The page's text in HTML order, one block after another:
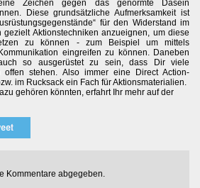
Zeichen gegen das genormte Dasein
Diese grundsätzliche Aufmerksamkeit ist
für den Widerstand im
gezielt Aktionstechniken anzueignen, um diese
zu können - zum Beispiel um mittels
eingreifen zu können. Daneben
so ausgerüstet zu sein, dass Dir viele
offen stehen. Also immer eine Direct Action-
im Rucksack ein Fach für Aktionsmaterialien.
gehören könnten, erfahrt Ihr mehr auf der
Kommentare abgegeben.